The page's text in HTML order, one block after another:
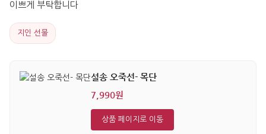
이쁘게 부탁합니다
지인 선물
설송 오죽선- 목단
7,990원
상품 페이지로 이동